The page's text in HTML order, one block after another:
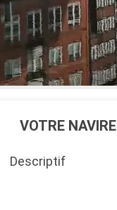
VOTRE NAVIRE
Descriptif